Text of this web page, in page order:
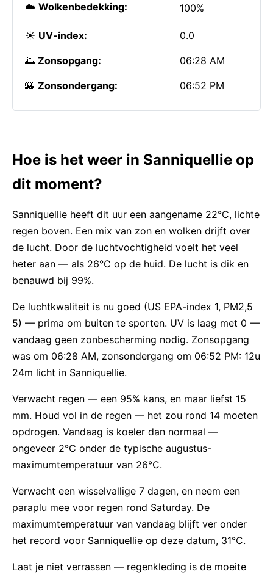
☁️ Wolkenbedekking: 100%
☀️ UV-index: 0.0
🌅 Zonsopgang: 06:28 AM
🌇 Zonsondergang: 06:52 PM
Hoe is het weer in Sanniquellie op
dit moment?
Sanniquellie heeft dit uur een aangename 22°C, lichte
regen boven. Een mix van zon en wolken drijft over
de lucht. Door de luchtvochtigheid voelt het veel
heter aan — als 26°C op de huid. De lucht is dik en
benauwd bij 99%.
De luchtkwaliteit is nu goed (US EPA-index 1, PM2,5
5) — prima om buiten te sporten. UV is laag met 0 —
vandaag geen zonbescherming nodig. Zonsopgang
was om 06:28 AM, zonsondergang om 06:52 PM: 12u
24m licht in Sanniquellie.
Verwacht regen — een 95% kans, en maar liefst 15
mm. Houd vol in de regen — het zou rond 14 moeten
opdrogen. Vandaag is koeler dan normaal —
ongeveer 2°C onder de typische augustus-
maximumtemperatuur van 26°C.
Verwacht een wisselvallige 7 dagen, en neem een
paraplu mee voor regen rond Saturday. De
maximumtemperatuur van vandaag blijft ver onder
het record voor Sanniquellie op deze datum, 31°C.
Laat je niet verrassen — regenkleding is de moeite